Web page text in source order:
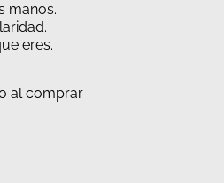
manos.
eres.
al comprar